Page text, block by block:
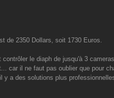
de 2350 Dollars, soit 1730 Euros.
le diaph de jusqu'à 3
car il ne faut pas oublier que pour
y a des solutions plus